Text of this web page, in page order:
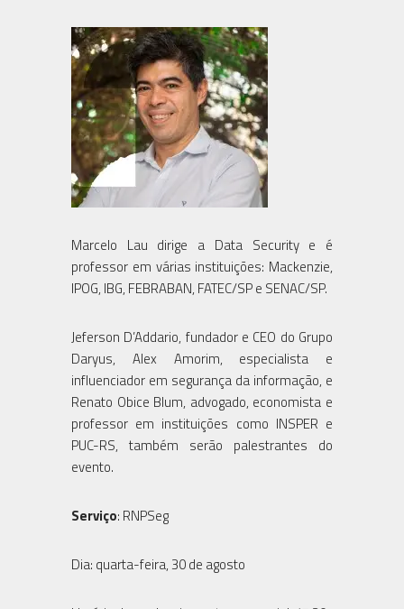
Marcelo Lau dirige a Data Security e é
professor em várias instituições: Mackenzie,
IPOG, IBG, FEBRABAN, FATEC/SP e SENAC/SP.
Jeferson D’Addario, fundador e CEO do Grupo
Daryus, Alex Amorim, especialista e
influenciador em segurança da informação, e
Renato Obice Blum, advogado, economista e
professor em instituições como INSPER e
PUC-RS, também serão palestrantes do
evento.
Serviço: RNPSeg
Dia: quarta-feira, 30 de agosto